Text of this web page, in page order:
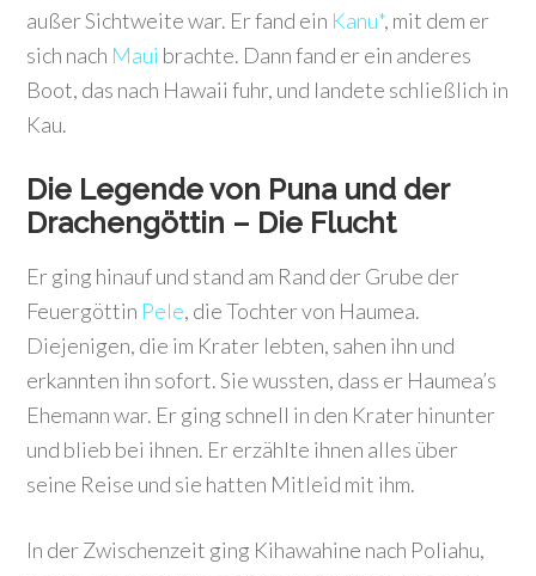
außer Sichtweite war. Er fand ein Kanu*, mit dem er
sich nach Maui brachte. Dann fand er ein anderes
Boot, das nach Hawaii fuhr, und landete schließlich in
Kau.
Die Legende von Puna und der
Drachengöttin – Die Flucht
Er ging hinauf und stand am Rand der Grube der
Feuergöttin Pele, die Tochter von Haumea.
Diejenigen, die im Krater lebten, sahen ihn und
erkannten ihn sofort. Sie wussten, dass er Haumea’s
Ehemann war. Er ging schnell in den Krater hinunter
und blieb bei ihnen. Er erzählte ihnen alles über
seine Reise und sie hatten Mitleid mit ihm.
In der Zwischenzeit ging Kihawahine nach Poliahu,